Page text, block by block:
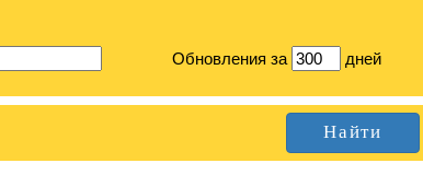
Обновления за дней